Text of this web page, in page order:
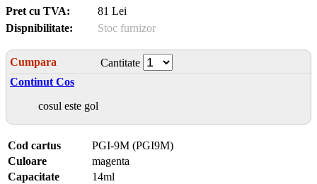
Pret cu TVA:
81 Lei
Dispnibilitate:
Stoc furnizor
Cumpara
Cantitate
Continut Cos
cosul este gol
Cod cartus
PGI-9M (PGI9M)
Culoare
magenta
Capacitate
14ml